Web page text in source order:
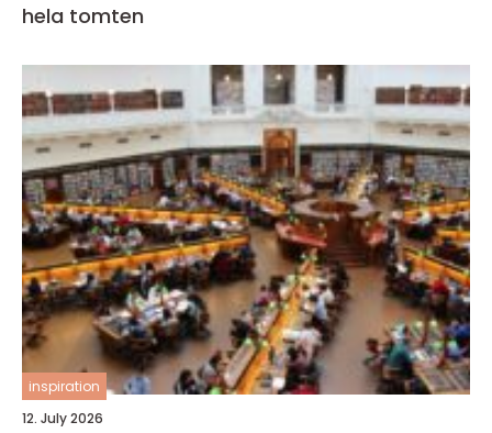
hela tomten
inspiration
12. July 2026